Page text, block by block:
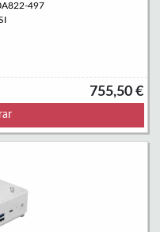
497
755,50 €